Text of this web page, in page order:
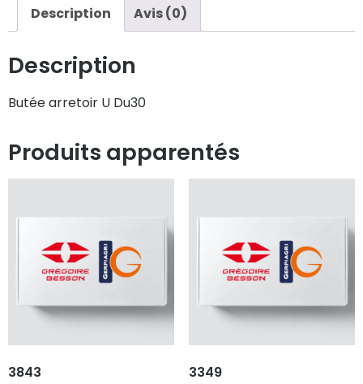
Description Avis (0)
Description
Butée arretoir U Du30
Produits apparentés
3843 3349